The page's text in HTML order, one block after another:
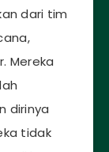
dari tim
Mereka
dirinya
tidak